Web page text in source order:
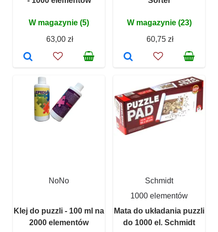
W magazynie (5)
63,00 zł
W magazynie (23)
60,75 zł
NoNo
Klej do puzzli - 100 ml na
2000 elementów
Schmidt
1000 elementów
Mata do układania puzzli
do 1000 el. Schmidt